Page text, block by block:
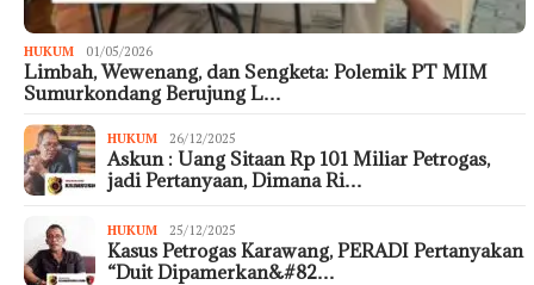
HUKUM 01/05/2026
Limbah, Wewenang, dan Sengketa: Polemik PT MIM
Sumurkondang Berujung L…
HUKUM 26/12/2025
Askun : Uang Sitaan Rp 101 Miliar Petrogas,
jadi Pertanyaan, Dimana Ri…
HUKUM 25/12/2025
Kasus Petrogas Karawang, PERADI Pertanyakan
“Duit Dipamerkan&#82…